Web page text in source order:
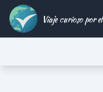
Viaje curioso por